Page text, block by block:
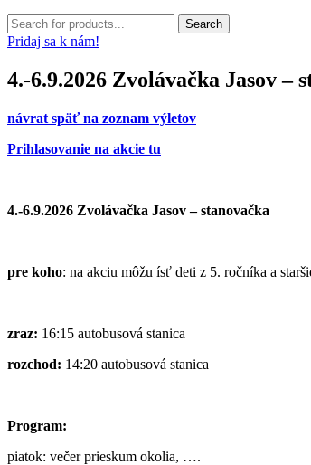
Pridaj sa k nám!
4.-6.9.2026 Zvolávačka Jasov –
návrat späť na zoznam výletov
Prihlasovanie na akcie tu
4.-6.9.2026 Zvolávačka Jasov – stanovačka
pre koho: na akciu môžu ísť deti z 5. ročníka a
zraz: 16:15 autobusová stanica
rozchod: 14:20 autobusová stanica
Program:
piatok: večer prieskum okolia, ….